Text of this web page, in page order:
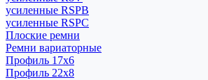
усиленные RSPB
усиленные RSPC
Плоские ремни
Ремни вариаторные
Профиль 17x6
Профиль 22x8